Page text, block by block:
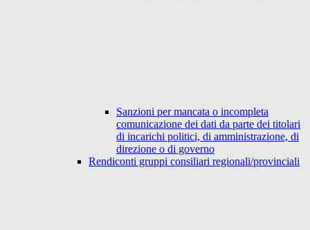
Sanzioni per mancata o incompleta
comunicazione dei dati da parte dei titolari
di incarichi politici, di amministrazione, di
direzione o di governo
Rendiconti gruppi consiliari regionali/provinciali